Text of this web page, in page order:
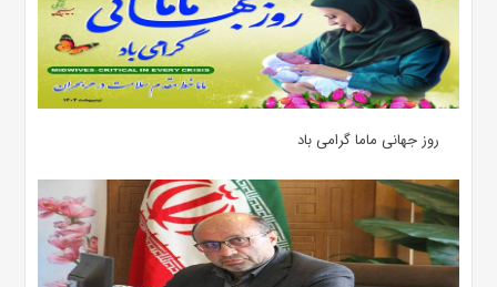
روز جهانی ماما گرامی باد